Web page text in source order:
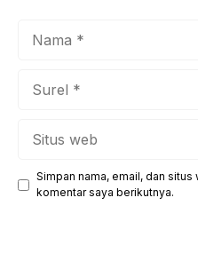
Simpan nama, email, dan
komentar saya berikutnya.